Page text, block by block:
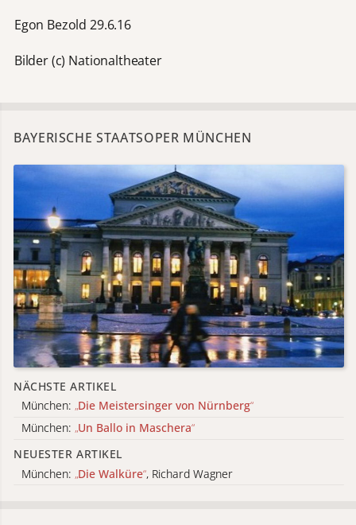
Egon Bezold 29.6.16
Bilder (c) Nationaltheater
BAYERISCHE STAATSOPER MÜNCHEN
NÄCHSTE ARTIKEL
München: „Die Meistersinger von Nürnberg“
München: „Un Ballo in Maschera“
NEUESTER ARTIKEL
München: „Die Walküre“, Richard Wagner